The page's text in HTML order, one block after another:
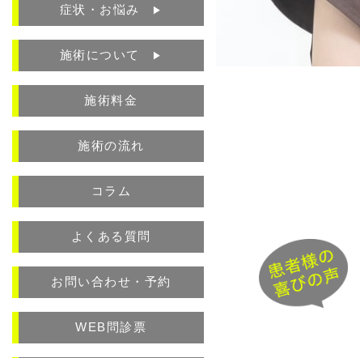
症状・お悩み ▶︎
施術について ▶︎
施術料金
施術の流れ
コラム
よくある質問
お問い合わせ・予約
WEB問診票